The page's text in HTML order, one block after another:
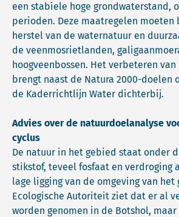
een stabiele hoge grondwaterstand,
perioden. Deze maatregelen moeten
herstel van de waternatuur en
de veenmosrietlanden,
hoogveenbossen. Het verbeteren
brengt naast de Natura 2000-doelen
de Kaderrichtlijn Water dichterbij.
Advies over de natuurdoelanalyse
cyclus
De natuur in het gebied staat onder
stikstof, teveel fosfaat en verdroging
lage ligging van de omgeving van het
Ecologische Autoriteit ziet dat er al
worden genomen in de Botshol,